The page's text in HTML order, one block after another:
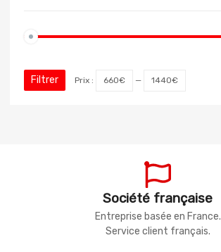
Filtrer Prix : 660€ — 1440€
Société française
Entreprise basée en France.
Service client français.